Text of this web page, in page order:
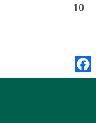
10